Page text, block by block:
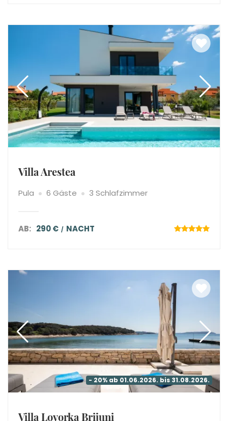
Villa Arestea
Pula 6 Gäste 3 Schlafzimmer
AB: 290 € NACHT
- 20% ab 01.06.2026. bis 31.08.2026.
Villa Lovorka Brijuni